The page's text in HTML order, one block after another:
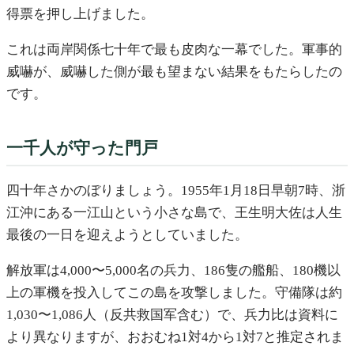
得票を押し上げました。
これは両岸関係七十年で最も皮肉な一幕でした。軍事的
威嚇が、威嚇した側が最も望まない結果をもたらしたの
です。
一千人が守った門戸
四十年さかのぼりましょう。1955年1月18日早朝7時、浙
江沖にある一江山という小さな島で、王生明大佐は人生
最後の一日を迎えようとしていました。
解放軍は4,000〜5,000名の兵力、186隻の艦船、180機以
上の軍機を投入してこの島を攻撃しました。守備隊は約
1,030〜1,086人（反共救国军含む）で、兵力比は資料に
より異なりますが、おおむね1対4から1対7と推定されま